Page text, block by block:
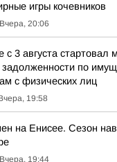
игры кочевников
Вчера, 20:06
с 3 августа стартовал
задолженности по
с физических лиц
19:58
на Енисее. Сезон
Вчера, 19:44